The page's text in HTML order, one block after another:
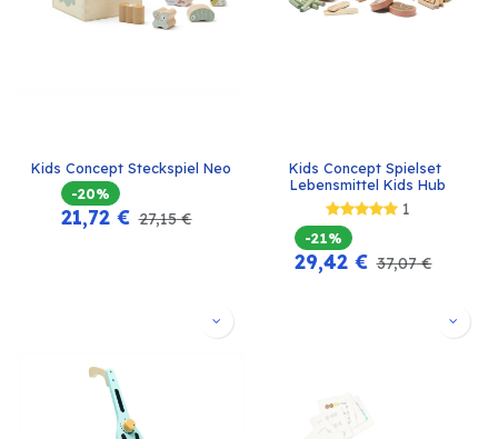
Kids Concept Steckspiel Neo
-20%
21,72€ 27,15€
Kids Concept Spielset
Lebensmittel Kids Hub
1
-21%
29,42€ 37,07€